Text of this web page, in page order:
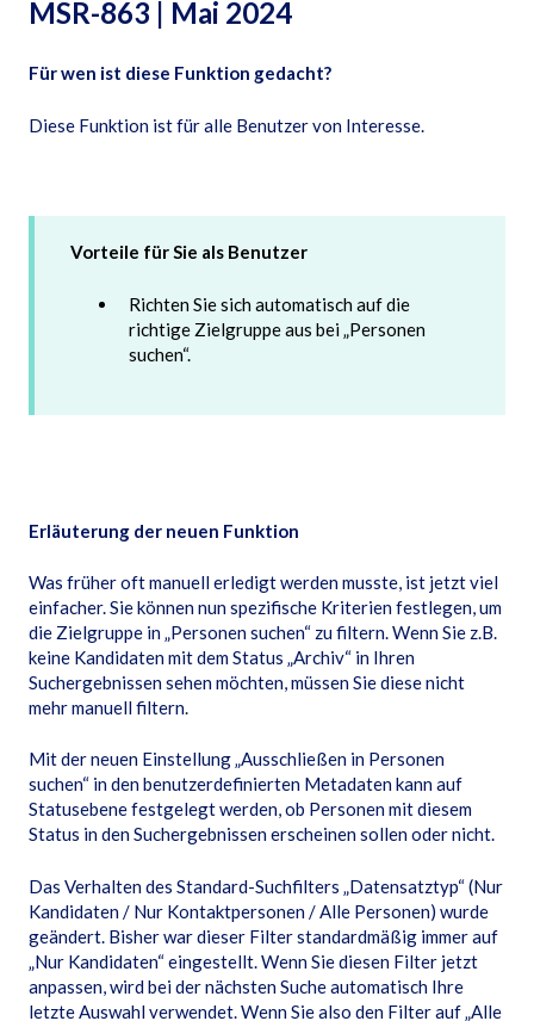
MSR-863 | Mai 2024
Für wen ist diese Funktion gedacht?
Diese Funktion ist für alle Benutzer von Interesse.
Vorteile für Sie als Benutzer
Richten Sie sich automatisch auf die
richtige Zielgruppe aus bei „Personen
suchen“.
Erläuterung der neuen Funktion
Was früher oft manuell erledigt werden musste, ist jetzt viel
einfacher. Sie können nun spezifische Kriterien festlegen, um
die Zielgruppe in „Personen suchen“ zu filtern. Wenn Sie z.B.
keine Kandidaten mit dem Status „Archiv“ in Ihren
Suchergebnissen sehen möchten, müssen Sie diese nicht
mehr manuell filtern.
Mit der neuen Einstellung „Ausschließen in Personen
suchen“ in den benutzerdefinierten Metadaten kann auf
Statusebene festgelegt werden, ob Personen mit diesem
Status in den Suchergebnissen erscheinen sollen oder nicht.
Das Verhalten des Standard-Suchfilters „Datensatztyp“ (Nur
Kandidaten / Nur Kontaktpersonen / Alle Personen) wurde
geändert. Bisher war dieser Filter standardmäßig immer auf
„Nur Kandidaten“ eingestellt. Wenn Sie diesen Filter jetzt
anpassen, wird bei der nächsten Suche automatisch Ihre
letzte Auswahl verwendet. Wenn Sie also den Filter auf „Alle